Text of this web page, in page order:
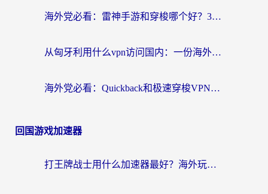
海外党必看：雷神手游和穿梭哪个好？3步教你选对回国加速器（附实测对比）
从匈牙利用什么vpn访问国内：一份海外游子的网络归乡指南
海外党必看：Quickback和极速穿梭VPN好用吗？3步选对回国加速器实现无缝刷国内资源
回国游戏加速器
打王牌战士用什么加速器最好？海外玩家的终极选择指南